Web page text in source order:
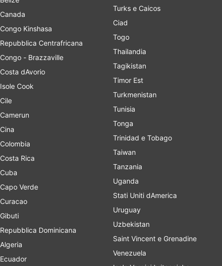
Canada
Congo Kinshasa
Repubblica Centrafricana
Congo - Brazzaville
Costa dAvorio
Isole Cook
Cile
Camerun
Cina
Colombia
Costa Rica
Cuba
Capo Verde
Curacao
Gibuti
Repubblica Dominicana
Algeria
Ecuador
Turks e Caicos
Ciad
Togo
Thailandia
Tagikistan
Timor Est
Turkmenistan
Tunisia
Tonga
Trinidad e Tobago
Taiwan
Tanzania
Uganda
Stati Uniti dAmerica
Uruguay
Uzbekistan
Saint Vincent e Grenadine
Venezuela